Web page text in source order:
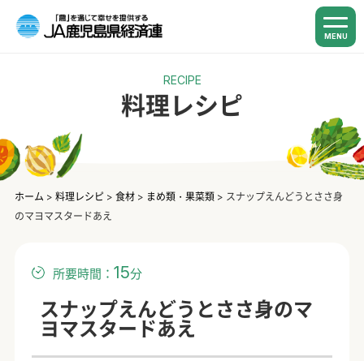
MENU
RECIPE
料理レシピ
ホーム > 料理レシピ> 食材> まめ類・果菜類> スナップえんどうとささ身
のマヨマスタードあえ
所要時間： 15分
スナップえんどうとささ身のマ
ヨマスタードあえ